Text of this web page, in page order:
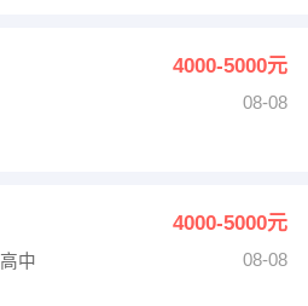
4000-5000元
08-08
4000-5000元
高中
08-08